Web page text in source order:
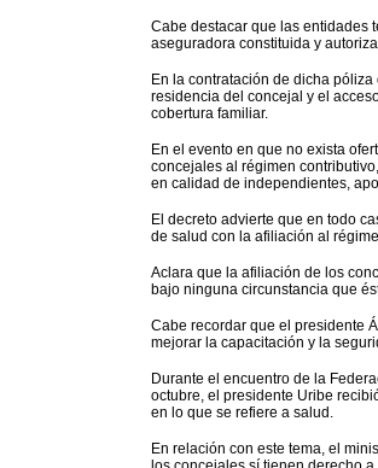
Cabe destacar que las entidades
aseguradora constituida y
En la contratación de dicha
residencia del concejal y el
cobertura familiar.
En el evento en que no exista
concejales al régimen
en calidad de independientes,
El decreto advierte que en todo
de salud con la afiliación al
Aclara que la afiliación de los
bajo ninguna circunstancia que
Cabe recordar que el presidente
mejorar la capacitación y la
Durante el encuentro de la
octubre, el presidente Uribe
en lo que se refiere a salud.
En relación con este tema, el